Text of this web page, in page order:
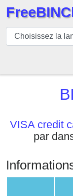
BIN
Vérificateur
API
BIN
VISA credit
par